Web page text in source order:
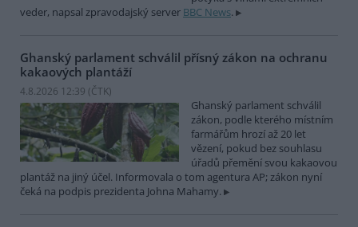
veder, napsal zpravodajský server BBC News.
Ghanský parlament schválil přísný zákon na ochranu
kakaových plantáží
4.8.2026 12:39 (ČTK)
Ghanský parlament schválil
zákon, podle kterého místním
farmářům hrozí až 20 let
vězení, pokud bez souhlasu
úřadů přemění svou kakaovou
plantáž na jiný účel. Informovala o tom agentura AP; zákon nyní
čeká na podpis prezidenta Johna Mahamy.